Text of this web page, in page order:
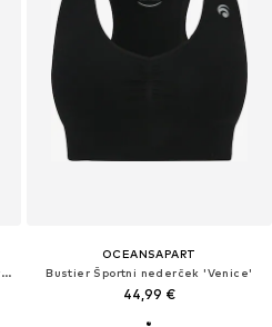
High Support (visoka podpora) Športni nederček
OCEANSAPART
Bustier Športni nederček 'Venice'
44,99 €